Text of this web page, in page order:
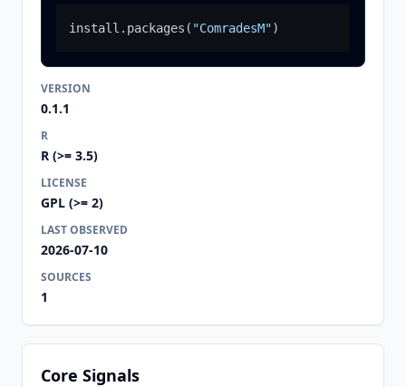
install.packages ( "ComradesM")
VERSION
0.1.1
R
R (>= 3.5)
LICENSE
GPL (>= 2)
LAST OBSERVED
2026-07-10
SOURCES
1
Core Signals